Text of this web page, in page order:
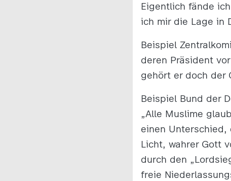
Eigentlich fände
ich mir die Lage in
Beispiel
deren Präsident
gehört er doch der
Beispiel Bund der
„Alle Muslime
einen Unterschied,
Licht, wahrer Gott
durch den
freie